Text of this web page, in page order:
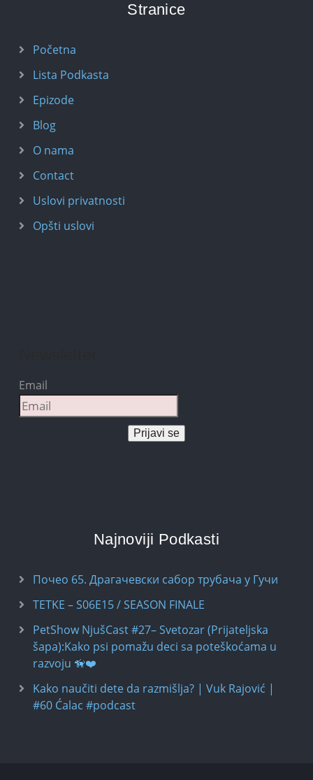
Stranice
Početna
Lista Podkasta
Epizode
Blog
O nama
Contact
Uslovi privatnosti
Opšti uslovi
Email
Prijavi se
Najnoviji Podkasti
Почео 65. Драгачевски сабор трубача у Гучи
TETKE – S06E15 / SEASON FINALE
PetShow NjušCast #27– Svetozar (Prijateljska
šapa):Kako psi pomažu deci sa poteškoćama u
razvoju 🦮❤️
Kako naučiti dete da razmišlja? | Vuk Rajović |
#60 Ćalac #podcast